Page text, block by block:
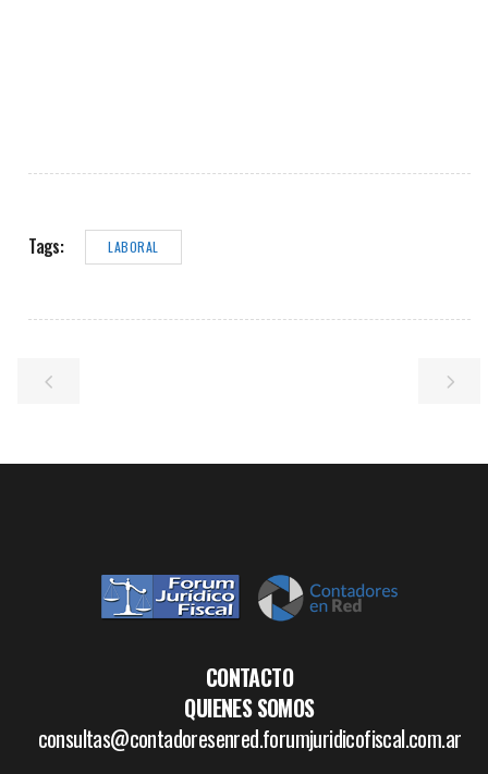
Tags: LABORAL
CONTACTO
QUIENES SOMOS
consultas@contadoresenred.forumjuridicofiscal.com.ar